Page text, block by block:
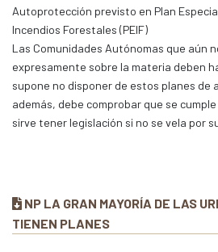
Autoprotección previsto en Plan
Incendios Forestales (PEIF)
Las Comunidades Autónomas que aún
expresamente sobre la materia deben
supone no disponer de estos planes de
además, debe comprobar que se
sirve tener legislación si no se vela por
NP LA GRAN MAYORÍA DE LAS
TIENEN PLANES